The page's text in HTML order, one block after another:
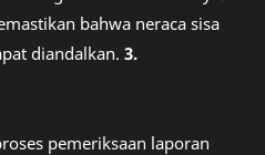
bahwa neraca sisa
diandalkan. 3.
pemeriksaan laporan